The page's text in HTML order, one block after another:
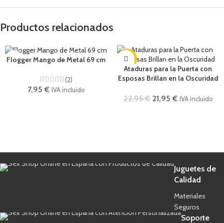
Productos relacionados
Flogger Mango de Metal 69 cm
(2)
7,95€ IVA incluido
-4%
Ataduras para la Puerta con
Esposas Brillan en la Oscuridad
22,95€ 21,95€ IVA incluido
Juguetes de
Calidad
Materiales
Seguros
Soporte